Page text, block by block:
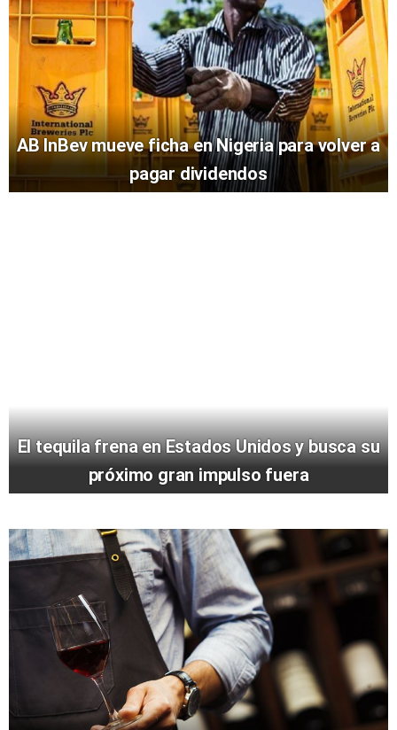
AB InBev mueve ficha en Nigeria para volver a
pagar dividendos
El tequila frena en Estados Unidos y busca su
próximo gran impulso fuera